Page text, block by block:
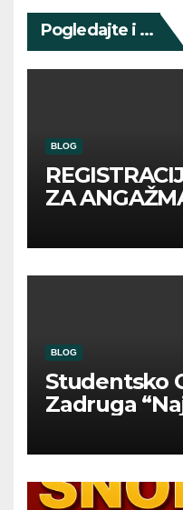
Pogledajte i ...
BLOG
ZA
BLOG
Studentsko
Zadruga